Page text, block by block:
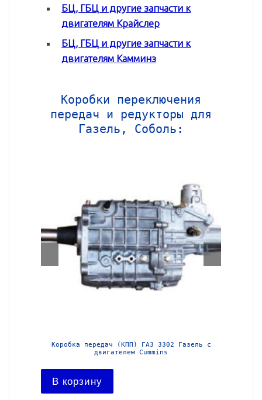
БЦ, ГБЦ и другие запчасти к
двигателям Крайслер
БЦ, ГБЦ и другие запчасти к
двигателям Камминз
Коробки переключения
передач и редукторы для
Газель, Соболь:
Коробка передач (КПП) ГАЗ 3302 Газель с
двигателем Cummins
В корзину